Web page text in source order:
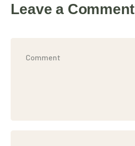
Leave a Comment